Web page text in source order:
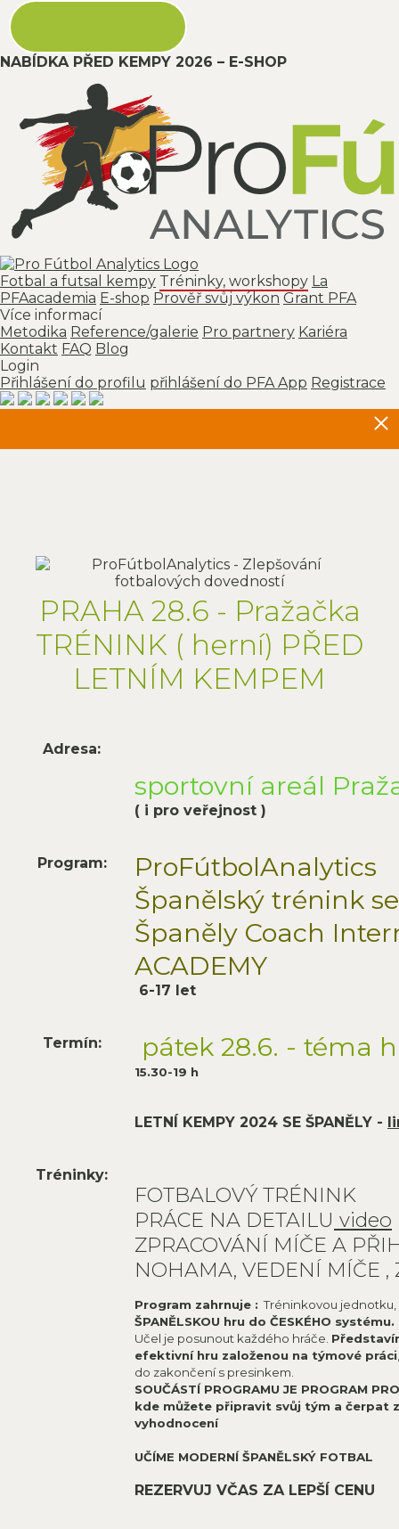
NABÍDKA PŘED KEMPY 2026 – E-SHOP
Fotbal a futsal kempy Tréninky, workshopy La
PFAacademia E-shop Prověř svůj výkon Grant PFA
Více informací
Metodika Reference/galerie Pro partnery Kariéra
Kontakt FAQ Blog
Login
Přihlášení do profilu přihlášení do PFA App Registrace
PRAHA 28.6 - Pražačka
TRÉNINK ( herní) PŘED
LETNÍM KEMPEM
Adresa:
sportovní areál
( i pro veřejnost )
Program:
ProFútbolAnalytics
Španělský trénink se
Španěly Coach
ACADEMY
6-17 let
Termín: pátek 28.6. - téma
15.30-19 h
LETNÍ KEMPY 2024 SE ŠPANĚLY -
Tréninky:
FOTBALOVÝ TRÉNINK
PRÁCE NA DETAILU video
ZPRACOVÁNÍ MÍČE A
NOHAMA, VEDENÍ MÍČE ,
Program zahrnuje : Tréninkovou
ŠPANĚLSKOU hru do ČESKÉHO systému.
Učel je posunout každého hráče.
efektivní hru založenou na týmové práci
do zakončení s presinkem.
SOUČÁSTÍ PROGRAMU JE PROGRAM
kde můžete připravit svůj tým a čerpat
vyhodnocení
UČÍME MODERNÍ ŠPANĚLSKÝ FOTBAL
REZERVUJ VČAS ZA LEPŠÍ CENU